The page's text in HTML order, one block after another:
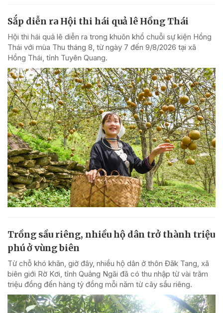
Sắp diễn ra Hội thi hái quả lê Hồng Thái
Hội thi hái quả lê diễn ra trong khuôn khổ chuỗi sự kiện Hồng
Thái với mùa Thu tháng 8, từ ngày 7 đến 9/8/2026 tại xã
Hồng Thái, tỉnh Tuyên Quang.
Trồng sầu riêng, nhiều hộ dân trở thành triệu
phú ở vùng biên
Từ chỗ khó khăn, giờ đây, nhiều hộ dân ở thôn Đăk Tang, xã
biên giới Rờ Kơi, tỉnh Quảng Ngãi đã có thu nhập từ vài trăm
triệu đồng đến hàng tỷ đồng mỗi năm từ cây sầu riêng.